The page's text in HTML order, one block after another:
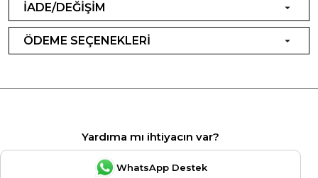
İADE/DEĞİŞİM
ÖDEME SEÇENEKLERİ
Yardıma mı ihtiyacın var?
WhatsApp Destek